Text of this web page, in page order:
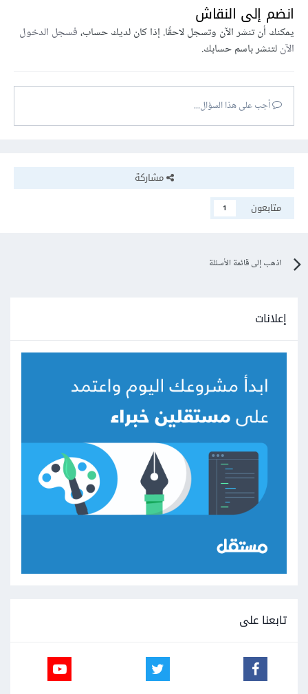
انضم إلى النقاش
يمكنك أن تنشر الآن وتسجل لاحقًا. إذا كان لديك حساب،فسجل الدخول
الآنلتنشر باسم حسابك.
أجب على هذا السؤال...
مشاركة
متابعون
1
اذهب إلى قائمة الأسئلة
إعلانات
تابعنا على